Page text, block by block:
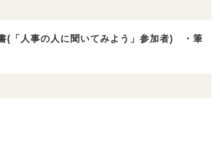
(「人事の人に聞いてみよう」参加者) ・筆